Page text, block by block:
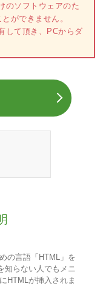
のソフトウェアのた
ができません。
して頂き、PCからダ
の言語「HTML」を
知らない人でもメニ
HTMLが挿入されま